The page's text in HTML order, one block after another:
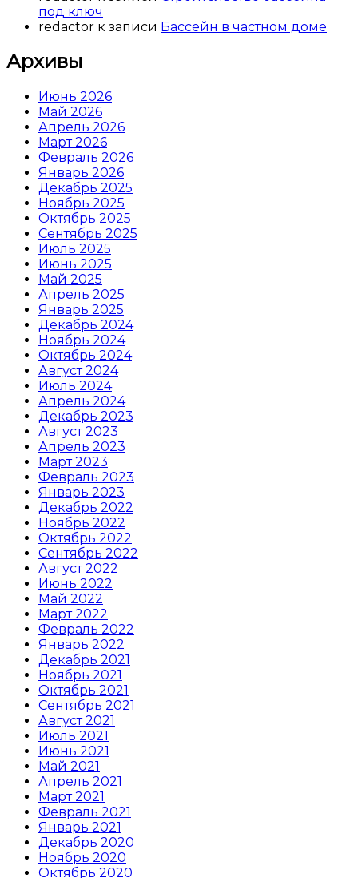
под ключ
redactor к записи Бассейн в частном доме
Архивы
Июнь 2026
Май 2026
Апрель 2026
Март 2026
Февраль 2026
Январь 2026
Декабрь 2025
Ноябрь 2025
Октябрь 2025
Сентябрь 2025
Июль 2025
Июнь 2025
Май 2025
Апрель 2025
Январь 2025
Декабрь 2024
Ноябрь 2024
Октябрь 2024
Август 2024
Июль 2024
Апрель 2024
Декабрь 2023
Август 2023
Апрель 2023
Март 2023
Февраль 2023
Январь 2023
Декабрь 2022
Ноябрь 2022
Октябрь 2022
Сентябрь 2022
Август 2022
Июнь 2022
Май 2022
Март 2022
Февраль 2022
Январь 2022
Декабрь 2021
Ноябрь 2021
Октябрь 2021
Сентябрь 2021
Август 2021
Июль 2021
Июнь 2021
Май 2021
Апрель 2021
Март 2021
Февраль 2021
Январь 2021
Декабрь 2020
Ноябрь 2020
Октябрь 2020